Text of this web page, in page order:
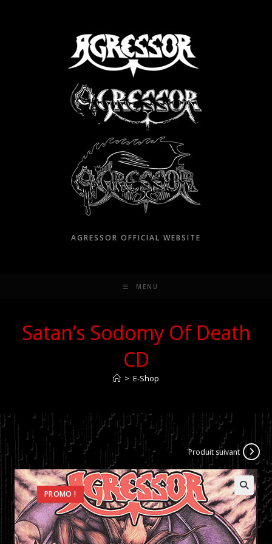
AGRESSOR OFFICIAL WEBSITE
MENU
Satan’s Sodomy Of Death
CD
> E-Shop
PROMO !
Produit suivant